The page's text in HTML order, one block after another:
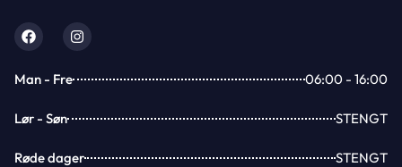
Man - Fre 06:00 - 16:00
Lør - Søn STENGT
Røde dager STENGT